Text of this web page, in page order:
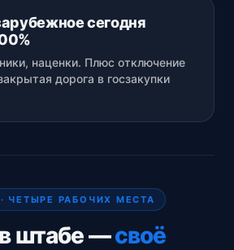
сегодня
наценки. Плюс отключение
дорога в госзакупки
ЧЕТЫРЕ РАБОЧИХ МЕСТА
штабе —своё